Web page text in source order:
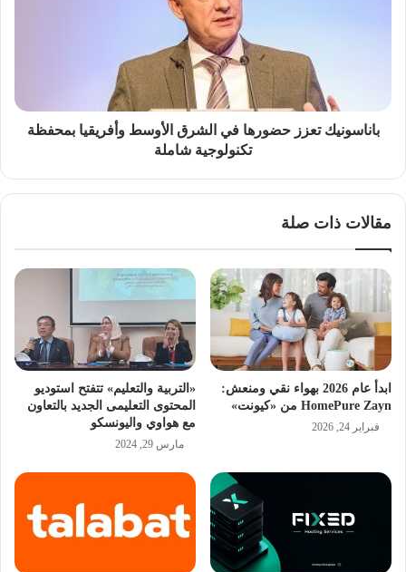
تكنولوجية
شاملة
باناسونيك تعزز حضورها في الشرق الأوسط وأفريقيا بمحفظة
تكنولوجية شاملة
مقالات ذات صلة
ابدأ عام 2026 بهواء نقي ومنعش:
HomePure Zayn من «كيونت»
فبراير 24, 2026
«التربية والتعليم» تتفتح استوديو
المحتوى التعليمى الجديد بالتعاون
مع هواوي واليونسكو
مارس 29, 2024